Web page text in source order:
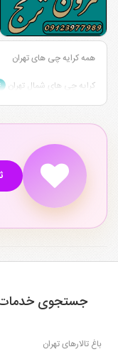
همه کرایه چی های تهران
کرایه چی های شمال تهران
جستجوی خدمات
باغ تالارهای تهران